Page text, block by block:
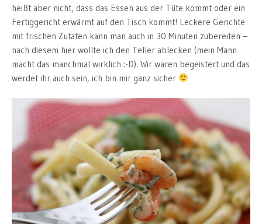
heißt aber nicht, dass das Essen aus der Tüte kommt oder ein
Fertiggericht erwärmt auf den Tisch kommt! Leckere Gerichte
mit frischen Zutaten kann man auch in 30 Minuten zubereiten –
nach diesem hier wollte ich den Teller ablecken (mein Mann
macht das manchmal wirklich :-D). Wir waren begeistert und das
werdet ihr auch sein, ich bin mir ganz sicher